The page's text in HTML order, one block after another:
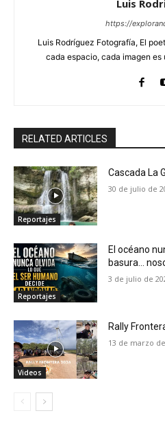
Luis
https://
Luis Rodríguez Fotografía, El
cada espacio, cada imagen
RELATED ARTICLES
Reportajes
Cascada La
30 de julio de
Reportajes
El océano
basura…
3 de julio de
Videos
Rally
13 de marzo